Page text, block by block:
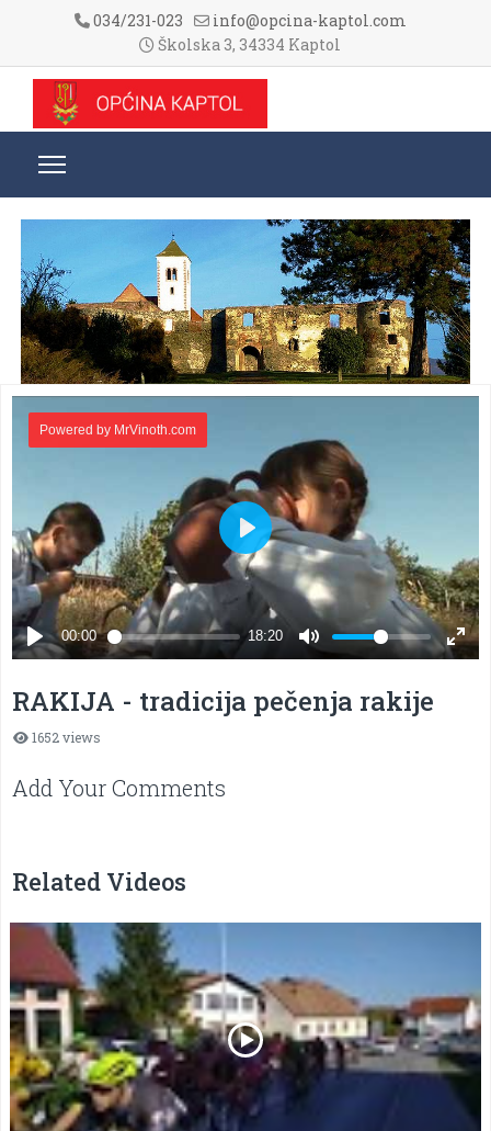
034/231-023
info@opcina-kaptol.com
Školska 3, 34334 Kaptol
RAKIJA - tradicija pečenja rakije
1652 views
Add Your Comments
Related Videos